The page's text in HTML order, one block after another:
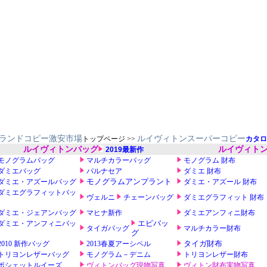
ンドコピー激安市場 トップページ >> ルイヴィトンスーパーコピーカタ